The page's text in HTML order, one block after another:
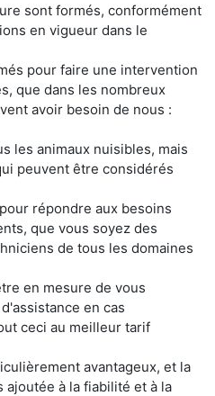
sont formés, conformément
en vigueur dans le
pour faire une intervention
que dans les nombreux
avoir besoin de nous :
les animaux nuisibles, mais
peuvent être considérés
répondre aux besoins
que vous soyez des
de tous les domaines
en mesure de vous
en cas
ceci au meilleur tarif
avantageux, et la
à la fiabilité et à la